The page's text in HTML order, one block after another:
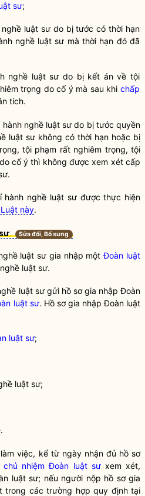
sư;
nghề luật sưdo bị tước có thời hạn
nghề luật sư mà thời hạn đó đã
nghề luật sư do bị kết án về tội
trọng do cố ý mà sau khi chấp
tích.
hành nghề luật sư do bị tướcquyền
luật sư không có thời hạn hoặc bị
tội phạm rất nghiêm trọng, tội
cố ý thì không được xem xét cấp
.
hành nghề luật sưđược thực hiện
này.
Sửa đổi, Bổ sung
luật sư gia nhập mộtĐoàn luật
luật sư.
luật sư gửi hồ sơ gia nhập Đoàn
luật sư. Hồ sơ gia nhập Đoàn luật
luật sư;
luật sư;
việc, kể từ ngày nhận đủ hồ sơ
chủ nhiệm Đoàn luật sưxem xét,
luật sư; nếu người nộp hồ sơ gia
trong các trường hợp quy định tại